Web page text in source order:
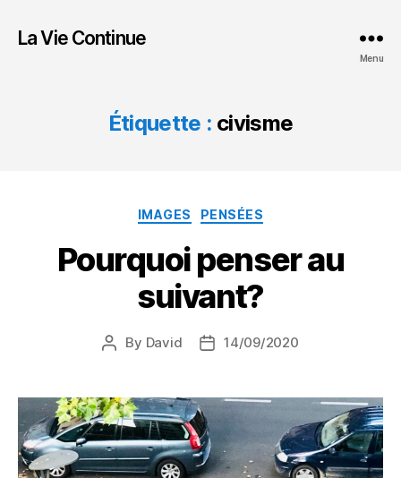
La Vie Continue
Menu
Étiquette : civisme
Categories
IMAGES PENSÉES
Pourquoi penser au
suivant?
Post
By David
Post14/09/2020